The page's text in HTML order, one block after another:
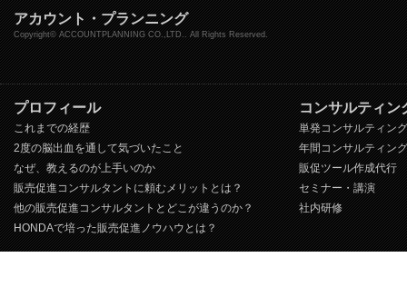
アカウント・プランニング
Copyright© ACCOUNTPLANNING CO.,LTD.. All Rights Reserved.
プロフィール
これまでの経歴
2度の脳出血を通して気づいたこと
なぜ、教えるのが上手いのか
販売促進コンサルタントに頼むメリットとは？
他の販売促進コンサルタントとどこが違うのか？
HONDAで培った販売促進ノウハウとは？
コンサルティン
単発コンサルティング
年間コンサルティング
販促ツール作成代行
セミナー・講演
社内研修